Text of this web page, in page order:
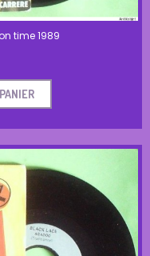
time 1989